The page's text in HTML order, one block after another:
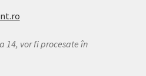
14, vor fi procesate în